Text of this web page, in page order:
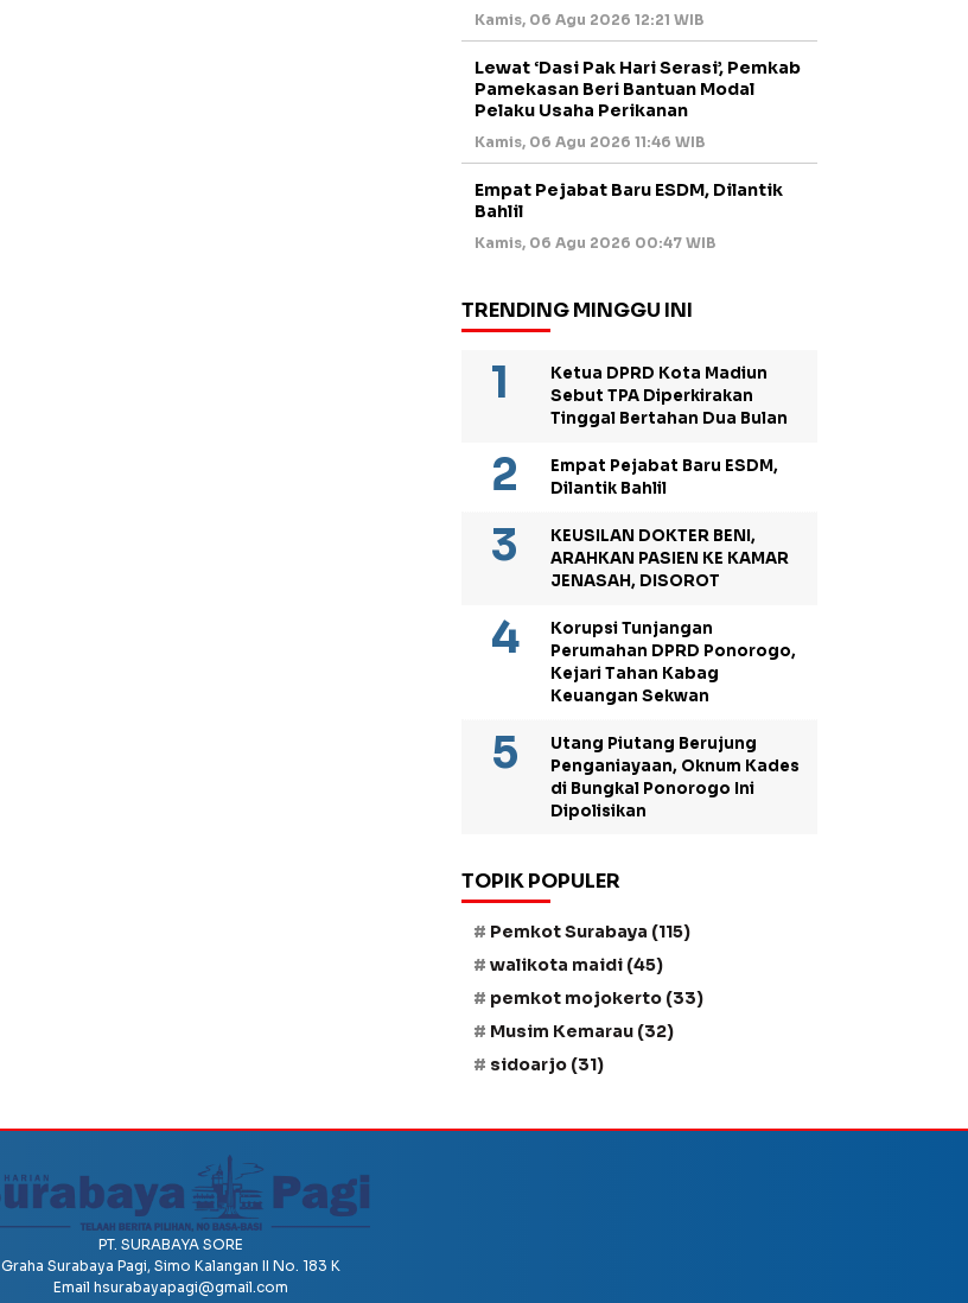
Kamis, 06 Agu 2026 12:21 WIB
Lewat ‘Dasi Pak Hari Serasi’, Pemkab
Pamekasan Beri Bantuan Modal
Pelaku Usaha Perikanan
Kamis, 06 Agu 2026 11:46 WIB
Empat Pejabat Baru ESDM, Dilantik
Bahlil
Kamis, 06 Agu 2026 00:47 WIB
TRENDING MINGGU INI
Ketua DPRD Kota Madiun
Sebut TPA Diperkirakan
Tinggal Bertahan Dua Bulan
Empat Pejabat Baru ESDM,
Dilantik Bahlil
KEUSILAN DOKTER BENI,
ARAHKAN PASIEN KE KAMAR
JENASAH, DISOROT
Korupsi Tunjangan
Perumahan DPRD Ponorogo,
Kejari Tahan Kabag
Keuangan Sekwan
Utang Piutang Berujung
Penganiayaan, Oknum Kades
di Bungkal Ponorogo Ini
Dipolisikan
TOPIK POPULER
Pemkot Surabaya (115)
walikota maidi (45)
pemkot mojokerto (33)
Musim Kemarau (32)
sidoarjo (31)
PT. SURABAYA SORE
Graha Surabaya Pagi, Simo Kalangan II No. 183 K
Email hsurabayapagi@gmail.com